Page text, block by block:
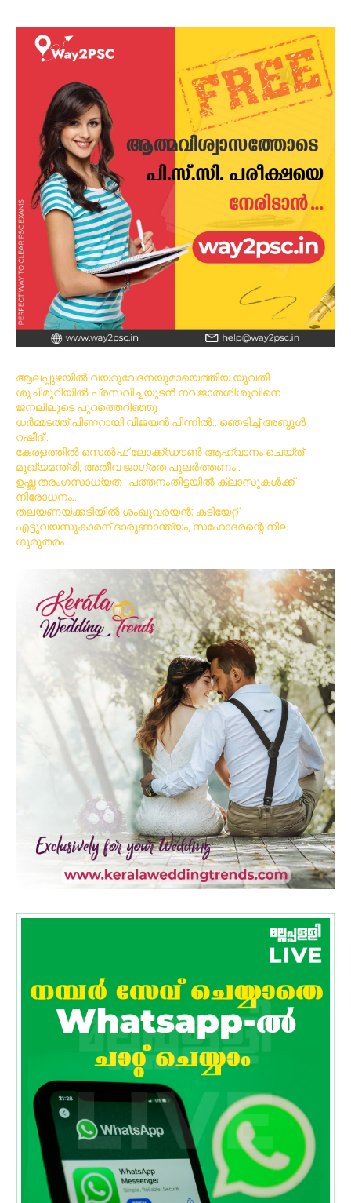
ആലപ്പുഴയിൽ വയറുവേദനയുമായെത്തിയ യുവതി
ശുചിമുറിയിൽ പ്രസവിച്ചയുടൻ നവജാതശിശുവിനെ
ജനലിലൂടെ പുറത്തെറിഞ്ഞു
ധര്‍മ്മടത്ത് പിണറായി വിജയന്‍ പിന്നില്‍.. ഞെട്ടിച്ച് അബ്ദുൾ
റഷീദ്..
കേരളത്തിൽ സെൽഫ് ലോക്ക്ഡൗൺ ആഹ്വാനം ചെയ്ത്
മുഖ്യമന്ത്രി, അതീവ ജാഗ്രത പുലർത്തണം..
ഉഷ്ണ തരംഗസാധ്യത : പത്തനംതിട്ടയില്‍ ക്ലാസുകള്‍ക്ക്
നിരോധനം..
തലയണയ്ക്കടിയില്‍ ശംഖുവരയന്‍; കടിയേറ്റ്
എട്ടുവയസുകാരന് ദാരുണാന്ത്യം, സഹോദരന്റെ നില
ഗുരുതരം…